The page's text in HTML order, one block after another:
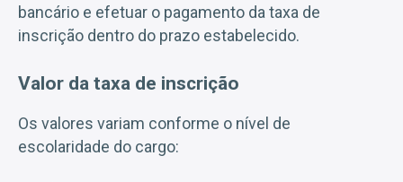
bancário e efetuar o pagamento da taxa de
inscrição dentro do prazo estabelecido.
Valor da taxa de inscrição
Os valores variam conforme o nível de
escolaridade do cargo: